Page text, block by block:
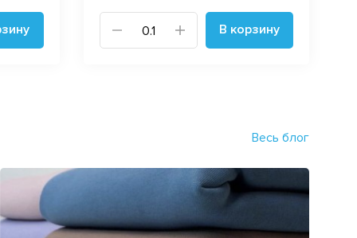
В корзину
Весь блог